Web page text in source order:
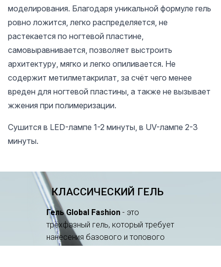
моделирования. Благодаря уникальной формуле гель
ровно ложится, легко распределяется, не
растекается по ногтевой пластине,
самовыравнивается, позволяет выстроить
архитектуру, мягко и легко опиливается. Не
содержит метилметакрилат, за счёт чего менее
вреден для ногтевой пластины, а также не вызывает
жжения при полимеризации.
Сушится в LED-лампе 1-2 минуты, в UV-лампе 2-3
минуты.